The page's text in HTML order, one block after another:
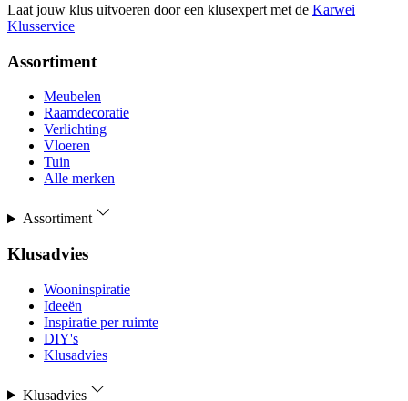
Laat jouw klus uitvoeren door een klusexpert met de Karwei
Klusservice
Assortiment
Meubelen
Raamdecoratie
Verlichting
Vloeren
Tuin
Alle merken
Assortiment
Klusadvies
Wooninspiratie
Ideeën
Inspiratie per ruimte
DIY's
Klusadvies
Klusadvies